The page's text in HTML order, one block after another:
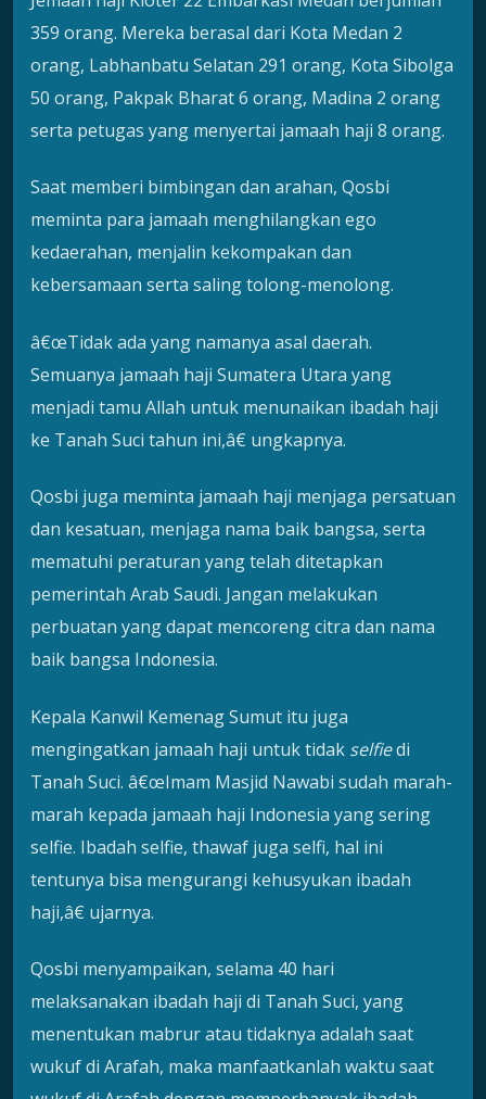
359 orang. Mereka berasal dari Kota Medan 2
orang, Labhanbatu Selatan 291 orang, Kota Sibolga
50 orang, Pakpak Bharat 6 orang, Madina 2 orang
serta petugas yang menyertai jamaah haji 8 orang.
Saat memberi bimbingan dan arahan, Qosbi
meminta para jamaah menghilangkan ego
kedaerahan, menjalin kekompakan dan
kebersamaan serta saling tolong-menolong.
â€œTidak ada yang namanya asal daerah.
Semuanya jamaah haji Sumatera Utara yang
menjadi tamu Allah untuk menunaikan ibadah haji
ke Tanah Suci tahun ini,â€ ungkapnya.
Qosbi juga meminta jamaah haji menjaga persatuan
dan kesatuan, menjaga nama baik bangsa, serta
mematuhi peraturan yang telah ditetapkan
pemerintah Arab Saudi. Jangan melakukan
perbuatan yang dapat mencoreng citra dan nama
baik bangsa Indonesia.
Kepala Kanwil Kemenag Sumut itu juga
mengingatkan jamaah haji untuk tidak selfiedi
Tanah Suci. â€œImam Masjid Nawabi sudah marah-
marah kepada jamaah haji Indonesia yang sering
selfie. Ibadah selfie, thawaf juga selfi, hal ini
tentunya bisa mengurangi kehusyukan ibadah
haji,â€ ujarnya.
Qosbi menyampaikan, selama 40 hari
melaksanakan ibadah haji di Tanah Suci, yang
menentukan mabrur atau tidaknya adalah saat
wukuf di Arafah, maka manfaatkanlah waktu saat